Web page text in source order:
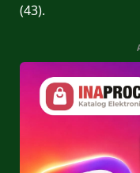
(43).